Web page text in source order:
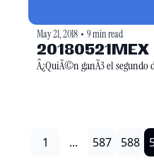
May 21, 2018 • 9 min read
20180521MEX
Â¿QuiÃ©n ganÃ3 el segundo
1 ... 587 588